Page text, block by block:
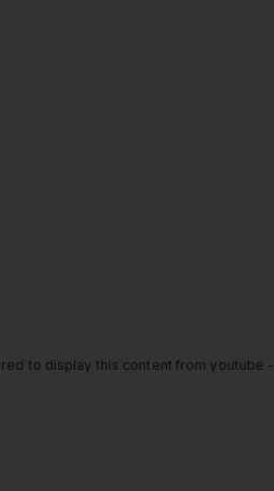
to display this content from youtube -